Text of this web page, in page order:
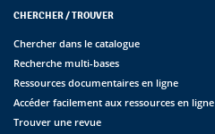
CHERCHER / TROUVER
Chercher dans le catalogue
Recherche multi-bases
Ressources documentaires en ligne
Accéder facilement aux ressources en ligne
Trouver une revue